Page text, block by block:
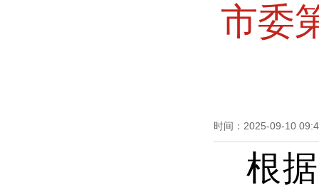
市委
时间：2025-09-10
根